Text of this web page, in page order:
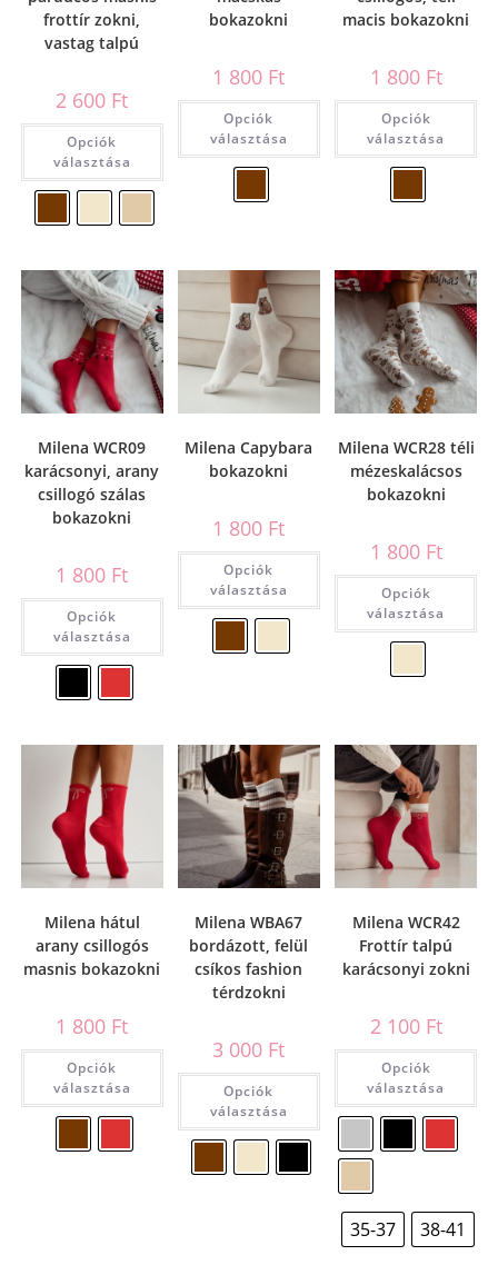
frottír zokni,
vastag talpú
2 600 Ft
Opciók
választása
bokazokni
1 800 Ft
Opciók
választása
macis bokazokni
1 800 Ft
Opciók
választása
Milena WCR09
karácsonyi, arany
csillogó szálas
bokazokni
1 800 Ft
Opciók
választása
Milena Capybara
bokazokni
1 800 Ft
Opciók
választása
Milena WCR28 téli
mézeskalácsos
bokazokni
1 800 Ft
Opciók
választása
Milena hátul
arany csillogós
masnis bokazokni
1 800 Ft
Opciók
választása
Milena WBA67
bordázott, felül
csíkos fashion
térdzokni
3 000 Ft
Opciók
választása
Milena WCR42
Frottír talpú
karácsonyi zokni
2 100 Ft
Opciók
választása
35-37 38-41